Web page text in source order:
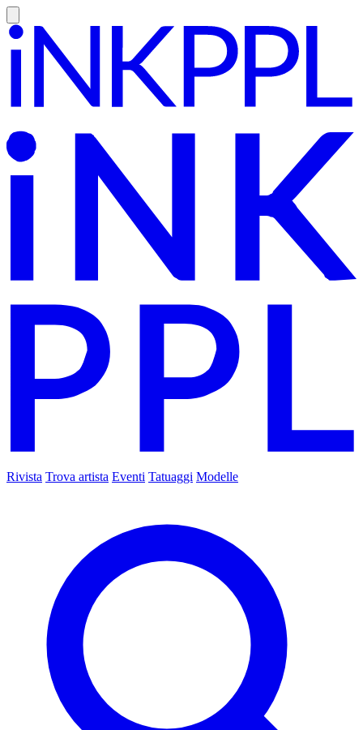
Rivista Trova artista Eventi Tatuaggi Modelle